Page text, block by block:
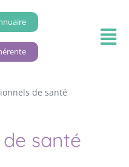
de santé
santé